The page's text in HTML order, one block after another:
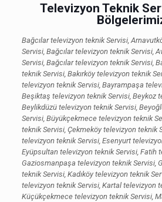
Televizyon Teknik
Bağcılar televizyon teknik Servisi,
Servisi, Bağcılar televizyon teknik Servisi,
Servisi, Bağcılar televizyon teknik Servisi,
teknik Servisi, Bakırköy televizyon teknik
televizyon teknik Servisi, Bayrampaşa
Beşiktaş televizyon teknik Servisi, Beykoz
Beylikdüzü televizyon teknik Servisi,
Servisi, Büyükçekmece televizyon teknik
teknik Servisi, Çekmeköy televizyon teknik
televizyon teknik Servisi, Esenyurt
Eyüpsultan televizyon teknik Servisi, Fatih
Gaziosmanpaşa televizyon teknik Servisi,
teknik Servisi, Kadıköy televizyon teknik
televizyon teknik Servisi, Kartal televizyon
Küçükçekmece televizyon teknik Servisi,